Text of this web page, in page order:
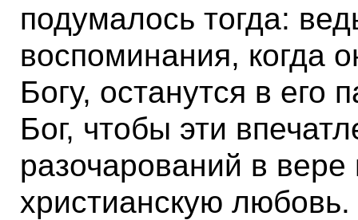
подумалось тогда:
воспоминания, когда
Богу, останутся в
Бог, чтобы эти
разочарований в
христианскую любовь.